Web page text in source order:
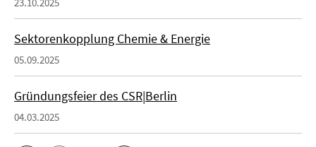
23.10.2025
Sektorenkopplung Chemie & Energie
05.09.2025
Gründungsfeier des CSR|Berlin
04.03.2025